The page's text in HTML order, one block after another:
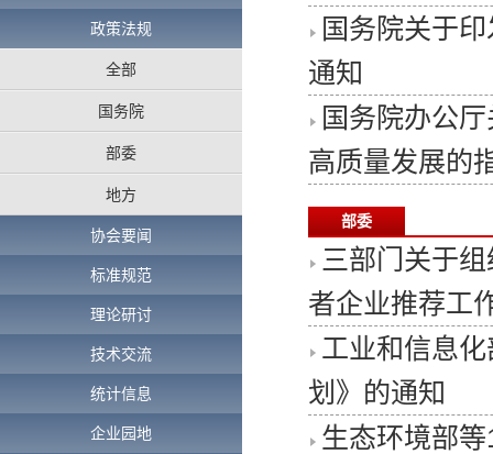
政策法规
全部
国务院
部委
地方
协会要闻
标准规范
理论研讨
技术交流
统计信息
企业园地
国务院关于
通知
国务院办公
高质量发展的
部委
三部门关于
者企业推荐工
工业和信息
划》的通知
生态环境部